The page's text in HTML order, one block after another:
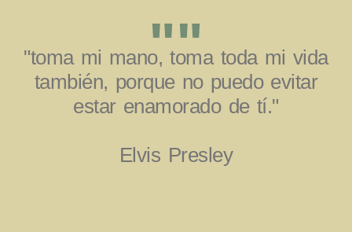
""
"toma mi mano, toma toda mi vida
también, porque no puedo evitar
estar enamorado de tí."
Elvis Presley